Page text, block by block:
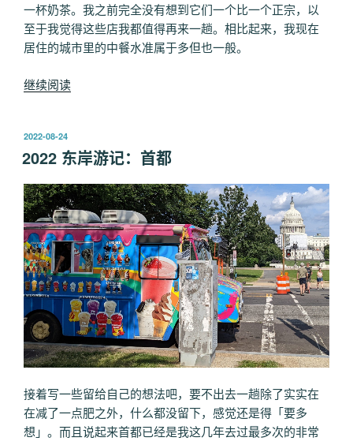
一杯奶茶。我之前完全没有想到它们一个比一个正宗，以
至于我觉得这些店我都值得再来一趟。相比起来，我现在
居住的城市里的中餐水准属于多但也一般。
继续阅读“2022
记：
区
续
集”
发
于
2022-08-24
2022 东岸游记：首都
接着写一些留给自己的想法吧，要不出去一趟除了实实在
在减了一点肥之外，什么都没留下，感觉还是得「要多
想」。而且说起来首都已经是我这几年去过最多次的非常